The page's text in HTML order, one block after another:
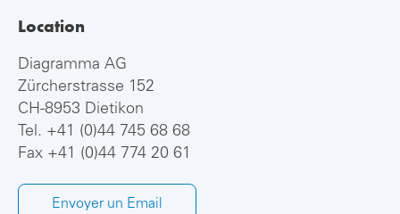
Location
Diagramma AG
Zürcherstrasse 152
CH-8953 Dietikon
Tel. +41 (0)44 745 68 68
Fax +41 (0)44 774 20 61
Envoyer un Email